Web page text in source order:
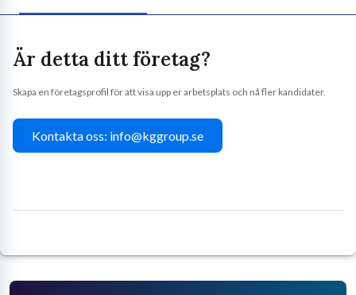
Är detta ditt företag?
Skapa en företagsprofil för att visa upp er arbetsplats och nå fler kandidater.
Kontakta oss: info@kggroup.se